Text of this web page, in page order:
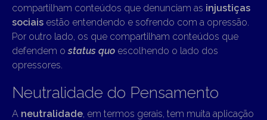
compartilham conteúdos que denunciam as injustiças
sociais estão entendendo e sofrendo com a opressão.
Por outro lado, os que compartilham conteúdos que
defendem ostatus quo escolhendo o lado dos
opressores.
Neutralidade do Pensamento
A neutralidade, em termos gerais, tem muita aplicação